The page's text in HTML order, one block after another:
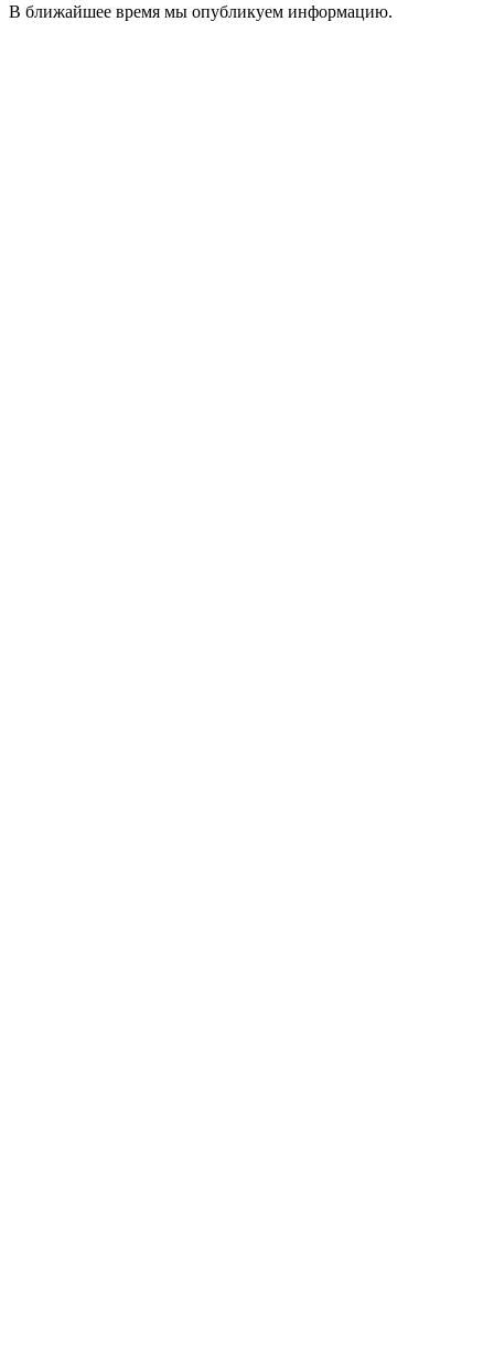
В ближайшее время мы опубликуем информацию.